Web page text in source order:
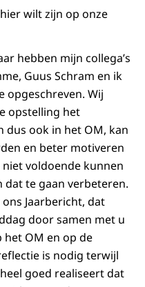
wilt zijn op onze
hebben mijn collega’s
Guus Schram en ik
opgeschreven. Wij
opstelling het
dus ook in het OM, kan
en beter motiveren
voldoende kunnen
dat te gaan verbeteren.
Jaarbericht, dat
door samen met u
OM en op de
is nodig terwijl
goed realiseert dat